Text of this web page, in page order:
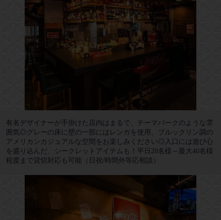
有名デザイナーが手掛けた店内はまるで、テーマパークのような雰
囲気◎グレーの床に壁の一部にはレンガを使用、ブルックリン調の
アメリカンカジュアルな空間をお楽しみください◎入口には遊び心
を盛り込んだ、シークレットアイテムも！平日20名様～最大40名様
程度まで貸切対応も可能（日祝/時間外等応相談）